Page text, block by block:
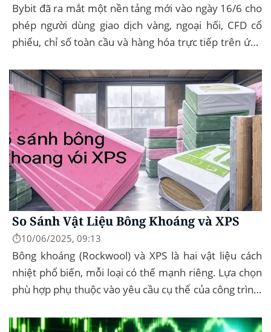
Bybit đã ra mắt một nền tảng mới vào ngày 16/6 cho
phép người dùng giao dịch vàng, ngoại hối, CFD cổ
phiếu, chỉ số toàn cầu và hàng hóa trực tiếp trên ứng
So Sánh Vật Liệu Bông Khoáng và XPS
⏱️10/06/2025, 09:13
Bông khoáng (Rockwool) và XPS là hai vật liệu cách
nhiệt phổ biến, mỗi loại có thế mạnh riêng. Lựa chọn
phù hợp phụ thuộc vào yêu cầu cụ thể của công trình,